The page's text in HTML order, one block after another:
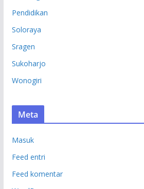
Pendidikan
Soloraya
Sragen
Sukoharjo
Wonogiri
Meta
Masuk
Feed entri
Feed komentar